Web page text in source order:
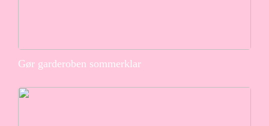
Gør garderoben sommerklar